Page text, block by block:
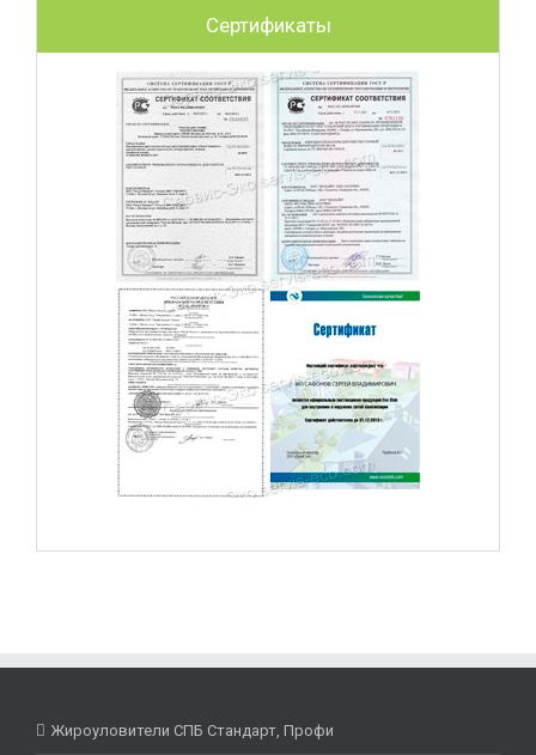
Сертификаты
Жироуловители СПБ Стандарт, Профи